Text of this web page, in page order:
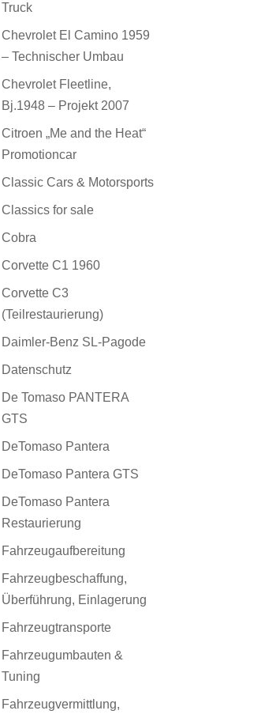
Truck
Chevrolet El Camino 1959
– Technischer Umbau
Chevrolet Fleetline,
Bj.1948 – Projekt 2007
Citroen „Me and the Heat“
Promotioncar
Classic Cars & Motorsports
Classics for sale
Cobra
Corvette C1 1960
Corvette C3
(Teilrestaurierung)
Daimler-Benz SL-Pagode
Datenschutz
De Tomaso PANTERA
GTS
DeTomaso Pantera
DeTomaso Pantera GTS
DeTomaso Pantera
Restaurierung
Fahrzeugaufbereitung
Fahrzeugbeschaffung,
Überführung, Einlagerung
Fahrzeugtransporte
Fahrzeugumbauten &
Tuning
Fahrzeugvermittlung,